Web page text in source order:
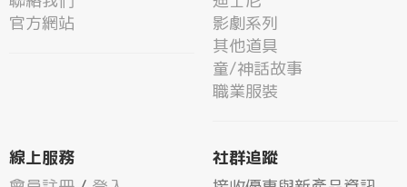
官方網站
影劇系列
其他道具
童/神話故事
職業服裝
線上服務
社群追蹤